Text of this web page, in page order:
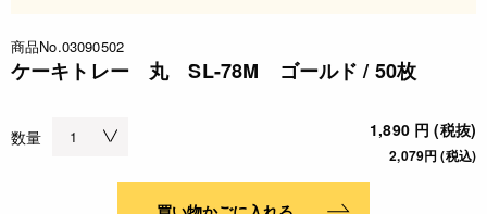
商品No.03090502
ケーキトレー 丸 SL-78M ゴールド / 50枚
数量 1,890 円 (税抜)
2,079円 (税込)